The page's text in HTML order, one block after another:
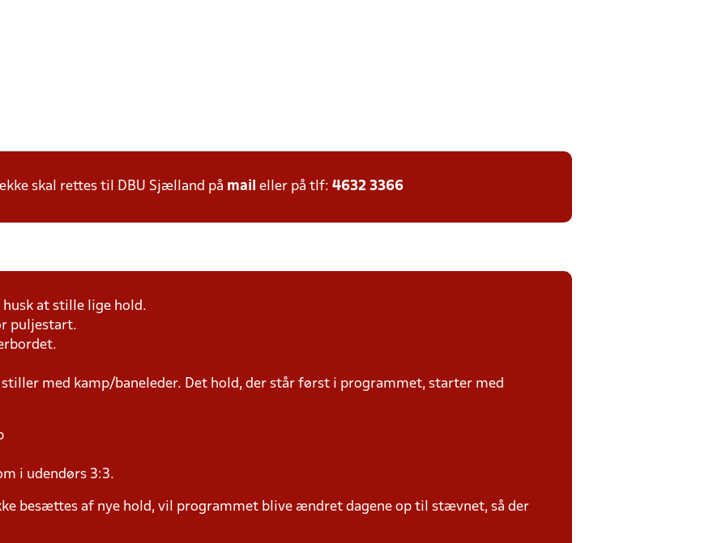
skal rettes til DBU Sjælland på mail eller på tlf: 4632 3366
husk at stille lige hold.
puljestart.
med kamp/baneleder. Det hold, der står først i programmet, starter med
i udendørs 3:3.
besættes af nye hold, vil programmet blive ændret dagene op til stævnet, så der